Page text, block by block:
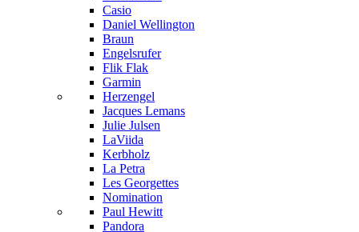
Casio
Daniel Wellington
Braun
Engelsrufer
Flik Flak
Garmin
Herzengel
Jacques Lemans
Julie Julsen
LaViida
Kerbholz
La Petra
Les Georgettes
Nomination
Paul Hewitt
Pandora